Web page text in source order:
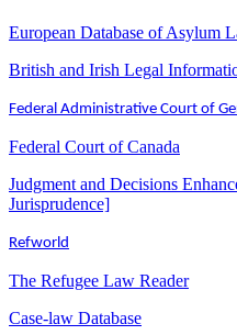
European Database of Asylum
British and Irish Legal
Federal Administrative Court of
Federal Court of Canada
Judgment and Decisions
Jurisprudence]
Refworld
The Refugee Law Reader
Case-law Database